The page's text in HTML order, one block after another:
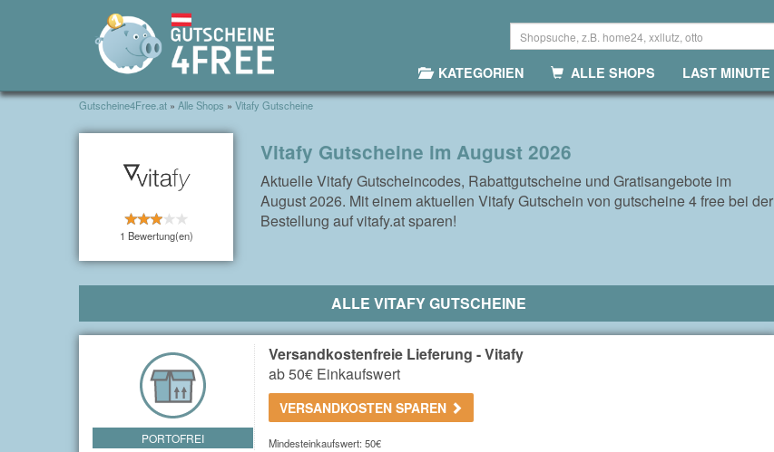
KATEGORIEN ALLE SHOPS LAST MINUTE
Gutscheine4Free.at » Alle Shops » Vitafy Gutscheine
1 Bewertung(en)
Vitafy Gutscheine im August 2026
Aktuelle Vitafy Gutscheincodes, Rabattgutscheine und Gratisangebote im
August 2026. Mit einem aktuellen Vitafy Gutschein von gutscheine 4 free bei der
Bestellung auf vitafy.at sparen!
ALLE VITAFY GUTSCHEINE
PORTOFREI
Versandkostenfreie Lieferung - Vitafy
ab 50€ Einkaufswert
VERSANDKOSTEN SPAREN
Mindesteinkaufswert: 50€